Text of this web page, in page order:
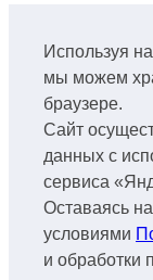
Используя
мы можем
браузере.
Сайт
данных с
сервиса
Оставаясь
условиями
и обработки
Лизинг
для
Лизинг
Лизинг
Лизинг
Лизинг
Лизинг
Лизинг